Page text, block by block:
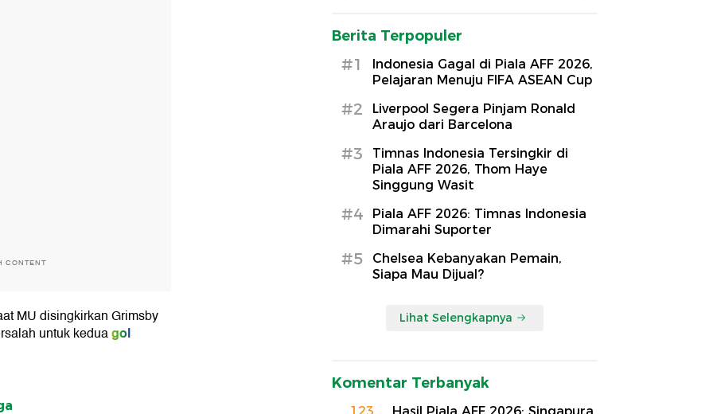
CONTENT
MU disingkirkan Grimsby
untuk keduagol
Berita Terpopuler
#1
Indonesia Gagal di Piala AFF 2026,
Pelajaran Menuju FIFA ASEAN Cup
#2
Liverpool Segera Pinjam Ronald
Araujo dari Barcelona
#3
Timnas Indonesia Tersingkir di
Piala AFF 2026, Thom Haye
Singgung Wasit
#4
Piala AFF 2026: Timnas Indonesia
Dimarahi Suporter
#5
Chelsea Kebanyakan Pemain,
Siapa Mau Dijual?
Lihat Selengkapnya
Komentar Terbanyak